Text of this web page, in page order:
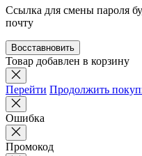
Ссылка для смены пароля
почту
Восставновить
Товар добавлен в корзину
Перейти Продолжить
Ошибка
Промокод